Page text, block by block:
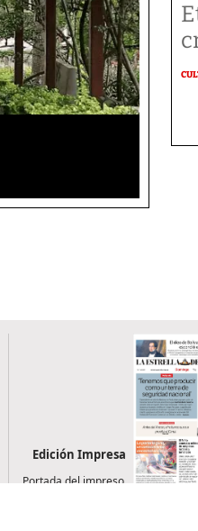
Edición Impresa
Portada del impreso